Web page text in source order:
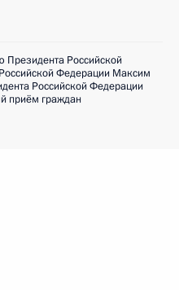
Президента Российской
Федерации Максим
Российской Федерации
приём граждан